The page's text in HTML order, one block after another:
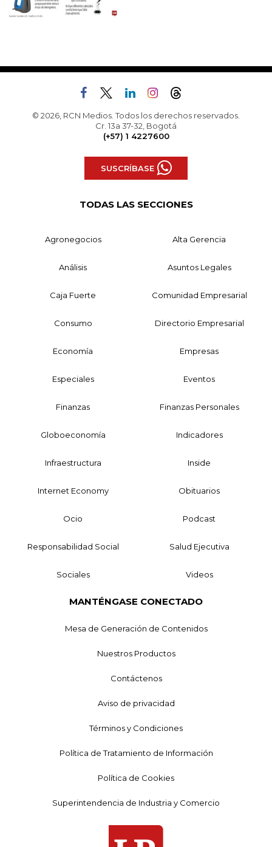
© 2026, RCN Medios. Todos los derechos reservados.
Cr. 13a 37-32, Bogotá
(+57) 1 4227600
SUSCRÍBASE
TODAS LAS SECCIONES
Agronegocios Alta Gerencia
Análisis Asuntos Legales
Caja Fuerte Comunidad Empresarial
Consumo Directorio Empresarial
Economía Empresas
Especiales Eventos
Finanzas Finanzas Personales
Globoeconomía Indicadores
Infraestructura Inside
Internet Economy Obituarios
Ocio Podcast
Responsabilidad Social Salud Ejecutiva
Sociales Videos
MANTÉNGASE CONECTADO
Mesa de Generación de Contenidos
Nuestros Productos
Contáctenos
Aviso de privacidad
Términos y Condiciones
Política de Tratamiento de Información
Política de Cookies
Superintendencia de Industria y Comercio